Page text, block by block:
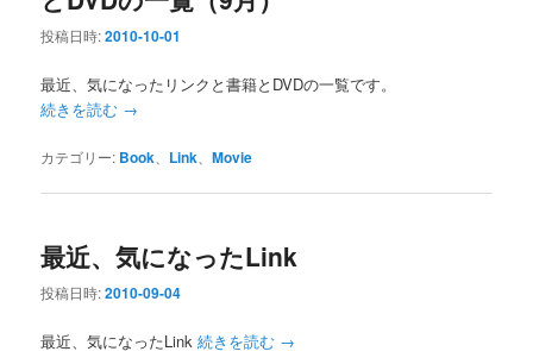
投稿日時:2010-10-01
最近、気になったリンクと書籍とDVDの一覧です。
続きを読む →
カテゴリー: Book Link 、Movie
最近、気になったLink
投稿日時:2010-09-04
最近、気になったLink続きを読む →